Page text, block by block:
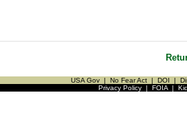
USA Gov | No Fear Act | DOI |
Privacy Policy| FOIA|